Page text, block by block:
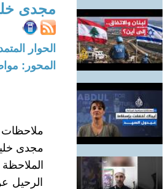
مجدى
الحوار المتمدن-العدد:
المحور:
مجدى
الرحيل